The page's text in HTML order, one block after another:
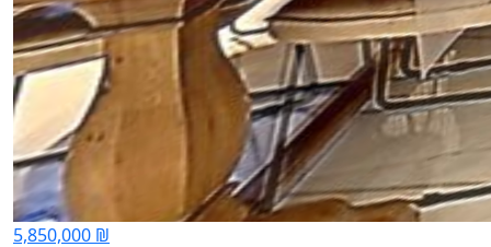
5,850,000 ₪